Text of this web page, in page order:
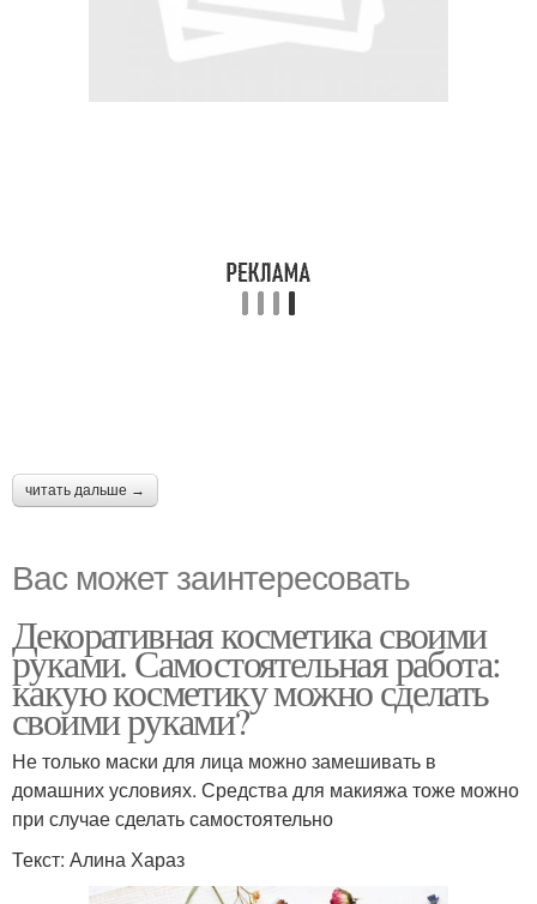
читать дальше →
Вас может заинтересовать
Декоративная косметика своими
руками. Самостоятельная работа:
какую косметику можно сделать
своими руками?
Не только маски для лица можно замешивать в
домашних условиях. Средства для макияжа тоже можно
при случае сделать самостоятельно
Текст: Алина Хараз